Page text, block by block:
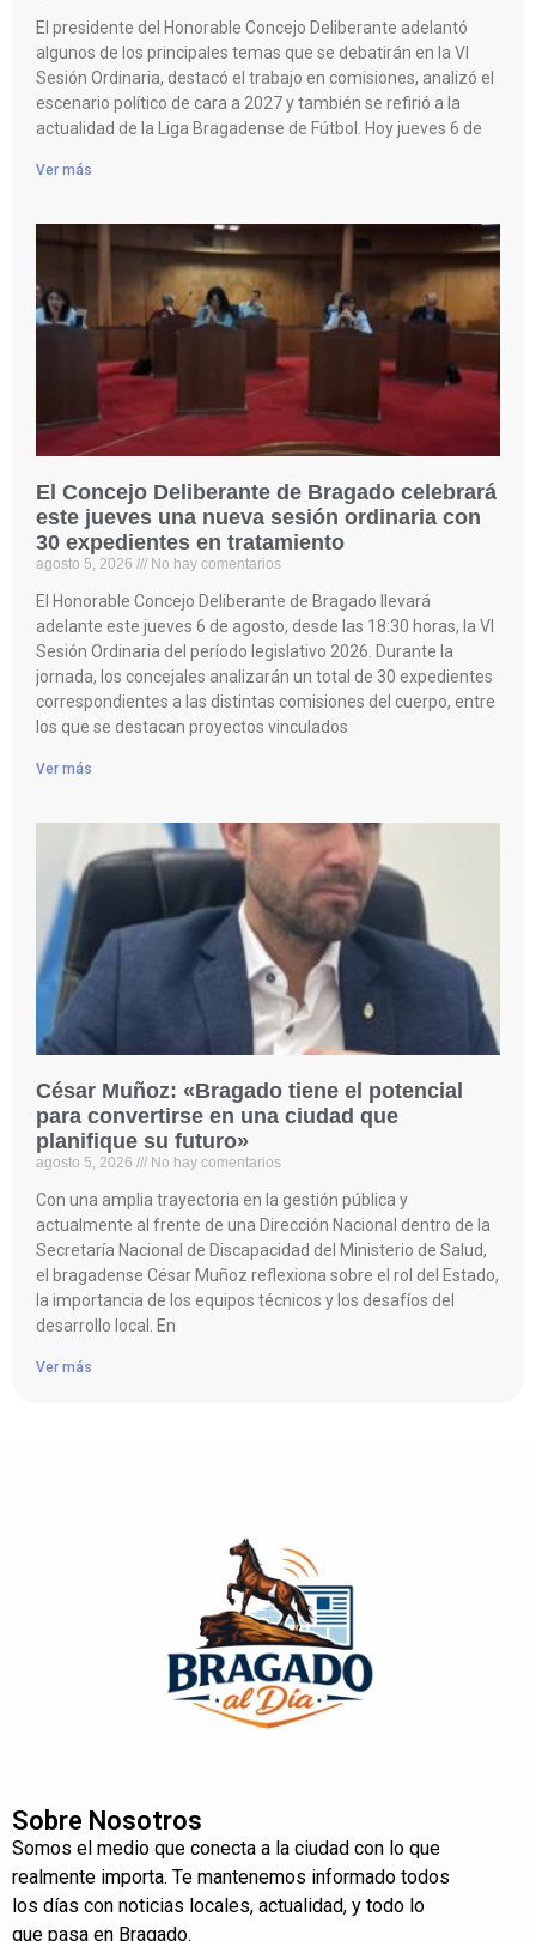
El presidente del Honorable Concejo Deliberante adelantó
algunos de los principales temas que se debatirán en la VI
Sesión Ordinaria, destacó el trabajo en comisiones, analizó el
escenario político de cara a 2027 y también se refirió a la
actualidad de la Liga Bragadense de Fútbol. Hoy jueves 6 de
Ver más
El Concejo Deliberante de Bragado celebrará
este jueves una nueva sesión ordinaria con
30 expedientes en tratamiento
agosto 5, 2026 No hay comentarios
El Honorable Concejo Deliberante de Bragado llevará
adelante este jueves 6 de agosto, desde las 18:30 horas, la VI
Sesión Ordinaria del período legislativo 2026. Durante la
jornada, los concejales analizarán un total de 30 expedientes
correspondientes a las distintas comisiones del cuerpo, entre
los que se destacan proyectos vinculados
Ver más
César Muñoz: «Bragado tiene el potencial
para convertirse en una ciudad que
planifique su futuro»
agosto 5, 2026 No hay comentarios
Con una amplia trayectoria en la gestión pública y
actualmente al frente de una Dirección Nacional dentro de la
Secretaría Nacional de Discapacidad del Ministerio de Salud,
el bragadense César Muñoz reflexiona sobre el rol del Estado,
la importancia de los equipos técnicos y los desafíos del
desarrollo local. En
Ver más
Sobre Nosotros
Somos el medio que conecta a la ciudad con lo que
realmente importa. Te mantenemos informado todos
los días con noticias locales, actualidad, y todo lo
que pasa en Bragado.